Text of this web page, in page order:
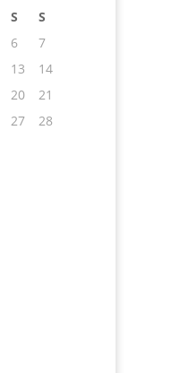
S
S
6
7
13
14
20
21
27
28